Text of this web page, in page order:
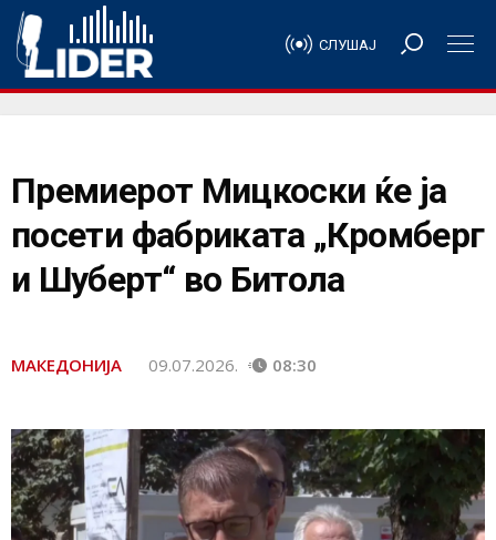
СЛУШАЈ
Премиерот Мицкоски ќе ја
посети фабриката „Кромберг
и Шуберт“ во Битола
МАКЕДОНИЈА 09.07.2026. 08:30